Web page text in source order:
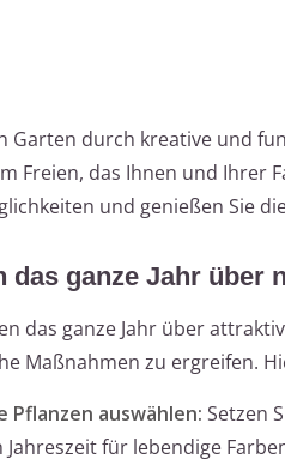
Garten durch kreative und
Freien, das Ihnen und Ihrer
und genießen Sie
das ganze Jahr über
das ganze Jahr über
Maßnahmen zu ergreifen.
auswählen: Setzen
Jahreszeit für lebendige